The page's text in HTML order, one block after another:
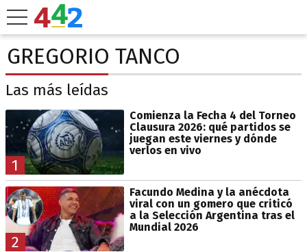
GREGORIO TANCO
Las más leídas
1
Comienza la Fecha 4 del Torneo
Clausura 2026: qué partidos se
juegan este viernes y dónde
verlos en vivo
2
Facundo Medina y la anécdota
viral con un gomero que criticó
a la Selección Argentina tras el
Mundial 2026